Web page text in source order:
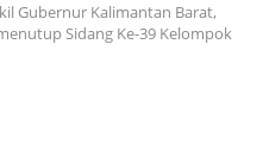
Gubernur Kalimantan Barat,
Sidang Ke-39 Kelompok